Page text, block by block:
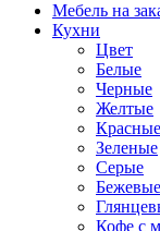
Мебель на
Кухни
Цвет
Белые
Черные
Желтые
Красные
Зеленые
Серые
Бежевые
Кофе с